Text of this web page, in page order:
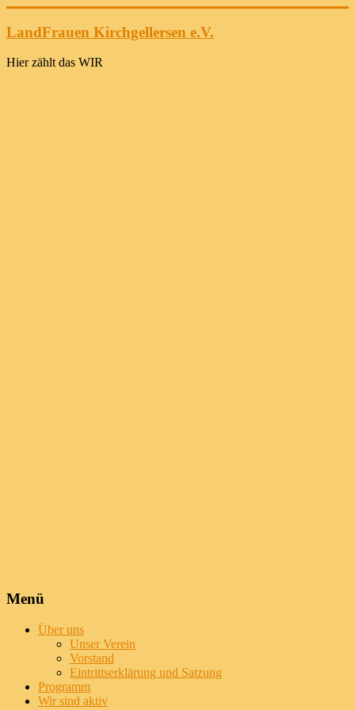
Inhalt
springen
LandFrauen Kirchgellersen e.V.
Hier zählt das WIR
Menü
Über uns
Unser Verein
Vorstand
Eintrittserklärung und Satzung
Programm
Wir sind aktiv